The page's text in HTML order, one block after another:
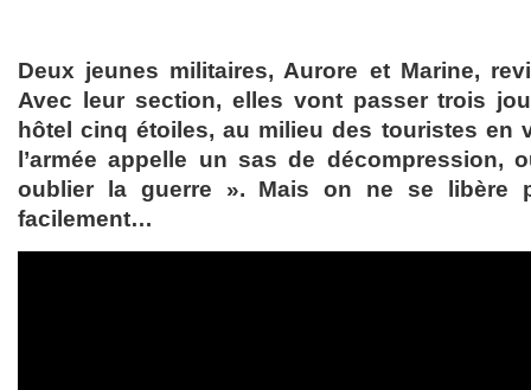
Deux jeunes militaires, Aurore et Marine,
Avec leur section, elles vont passer trois
hôtel cinq étoiles, au milieu des touristes en
l’armée appelle un sas de décompression,
oublier la guerre ». Mais on ne se libère
facilement…